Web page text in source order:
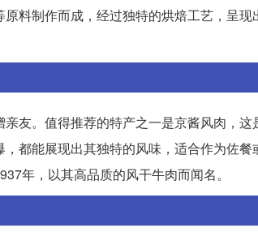
料制作而成，经过独特的烘焙工艺，呈现
友。值得推荐的特产之一是京酱风肉，这
都能展现出其独特的风味，适合作为佐餐
年，以其高品质的风干牛肉而闻名。